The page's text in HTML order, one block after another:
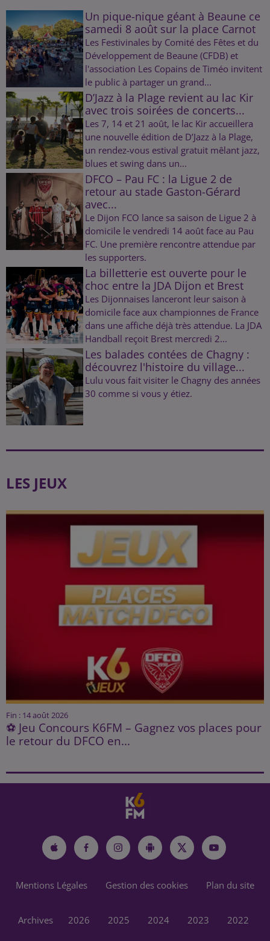
Un pique-nique géant à Beaune ce
samedi 8 août sur la place Carnot
Les Festivinales by Comité des Fêtes et du
Développement de Beaune (CFDB) et
l'association Les Copains de Timéo invitent
le public à partager un grand...
D’Jazz à la Plage revient au lac Kir
avec trois soirées de concerts...
Les 7, 14 et 21 août, le lac Kir accueillera
une nouvelle édition de D’Jazz à la Plage,
un rendez-vous estival gratuit mêlant jazz,
blues et swing dans un...
DFCO – Pau FC : la Ligue 2 de
retour au stade Gaston-Gérard
avec...
Le Dijon FCO lance sa saison de Ligue 2 à
domicile le vendredi 14 août face au Pau
FC. Une première rencontre attendue par
les supporters.
La billetterie est ouverte pour le
choc entre la JDA Dijon et Brest
Les Dijonnaises lanceront leur saison à
domicile face aux championnes de France
dans une affiche déjà très attendue. La JDA
Handball reçoit Brest mercredi 2...
Les balades contées de Chagny :
découvrez l'histoire du village...
Lulu vous fait visiter le Chagny des années
30 comme si vous y étiez.
LES JEUX
Fin : 14 août 2026
⚽ Jeu Concours K6FM – Gagnez vos places pour
le retour du DFCO en...
Mentions Légales Gestion des cookies Plan du site
Archives 2026 2025 2024 2023 2022